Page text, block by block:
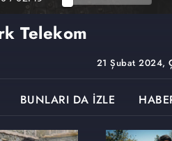
21 Şubat 2024,
Telekom
BUNLARI DA İZLE